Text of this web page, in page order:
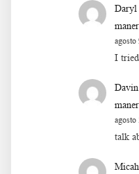
Daryl
agosto
I
agosto
talk